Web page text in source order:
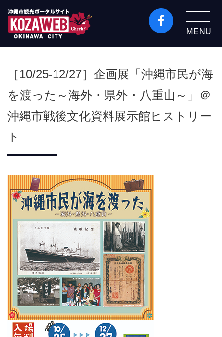
沖縄市観光ポータルコ
縄市コザの表も裏も楽
MENU
［10/25-12/27］企画展「沖縄市民が海
を渡った～海外・県外・八重山～」＠
沖縄市戦後文化資料展示館ヒストリー
ト